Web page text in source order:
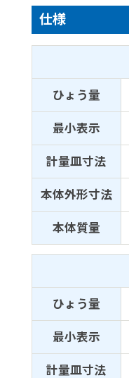
仕様
ひょう量
最小表示
計量皿寸法
本体外形寸法
本体質量
ひょう量
最小表示
計量皿寸法